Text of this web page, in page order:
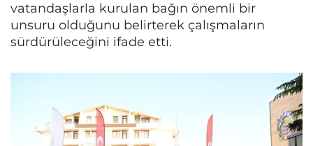
vatandaşlarla kurulan bağın önemli bir
unsuru olduğunu belirterek çalışmaların
sürdürüleceğini ifade etti.